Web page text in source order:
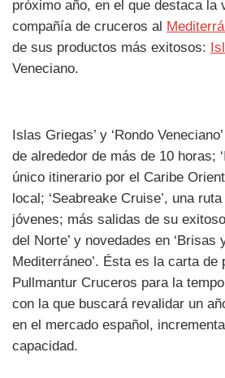
próximo año, en el que destaca la
compañía de cruceros al
de sus productos más exitosos:
Veneciano.
Islas Griegas’ y ‘Rondo
de alrededor de más de 10 horas;
único itinerario por el Caribe
local; ‘Seabreake Cruise’, una
jóvenes; más salidas de su
del Norte’ y novedades en ‘Brisas
Mediterráneo’. Ésta es la carta de
Pullmantur Cruceros para la
con la que buscará revalidar un
en el mercado español,
capacidad.